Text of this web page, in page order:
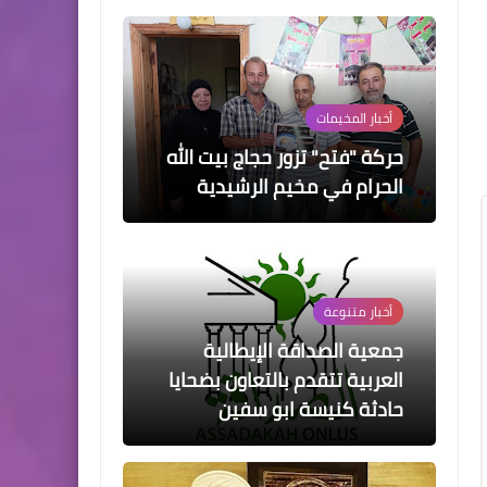
أخبار المخيمات
حركة "فتح" تزور حجاج بيت الله
الحرام في مخيم الرشيدية
أخبار متنوعة
جمعية الصداقة الإيطالية
العربية تتقدم بالتعاون بضحايا
حادثة كنيسة ابو سفين